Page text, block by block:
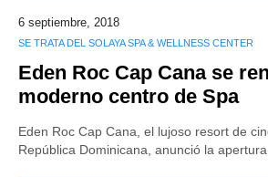
6 septiembre, 2018
SE TRATA DEL SOLAYA SPA & WELLNESS CENTER
Eden Roc Cap Cana se
moderno centro de Spa
Eden Roc Cap Cana, el lujoso resort de
República Dominicana, anunció la